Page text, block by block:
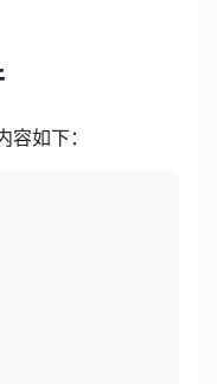
如下：